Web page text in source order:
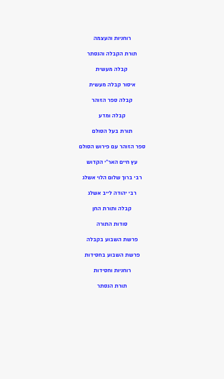
רוחניות והעצמה
תורת הקבלה והנסתר
קבלה מעשית
איסור קבלה מעשית
קבלה ספר הזוהר
קבלה ומדע
תורת בעל הסולם
ספר הזוהר עם פירוש הסולם
עץ חיים האר”י הקדוש
רבי ברוך שלום הלוי אשלג
רבי יהודה לייב אשלג
קבלה ותורת החן
סודות התורה
פרשת השבוע בקבלה
פרשת השבוע בחסידות
רוחניות וחסידות
תורת הנסתר